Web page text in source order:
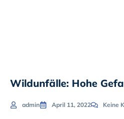
Wildunfälle: Hohe
admin April 11, 2022 Keine